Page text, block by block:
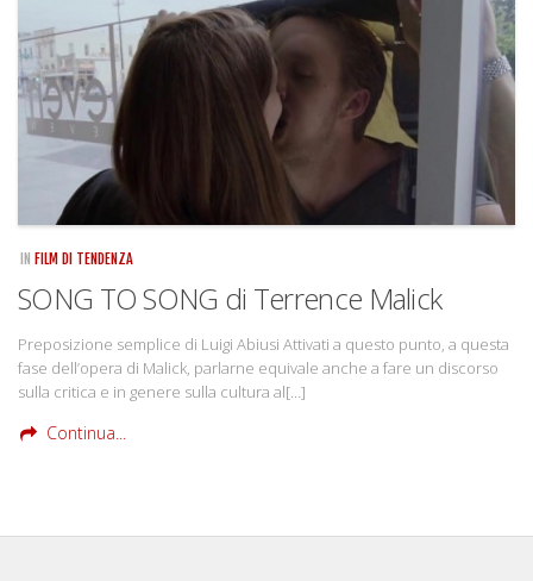
Copertine
Come eravamo
Mnemosyne
IN FILM DI TENDENZA
SONG TO SONG di Terrence Malick
Preposizione semplice di Luigi Abiusi Attivati a questo punto, a questa
fase dell’opera di Malick, parlarne equivale anche a fare un discorso
sulla critica e in genere sulla cultura al[…]
Continua...